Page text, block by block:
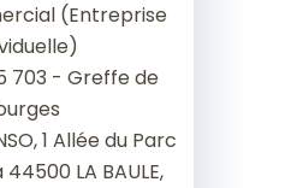
(Entreprise
703 - Greffe de
1 Allée du Parc
LA BAULE,